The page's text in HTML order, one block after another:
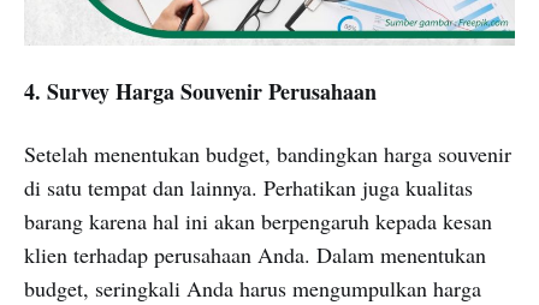
4. Survey Harga Souvenir Perusahaan
Setelah menentukan budget, bandingkan harga souvenir
di satu tempat dan lainnya. Perhatikan juga kualitas
barang karena hal ini akan berpengaruh kepada kesan
klien terhadap perusahaan Anda. Dalam menentukan
budget, seringkali Anda harus mengumpulkan harga